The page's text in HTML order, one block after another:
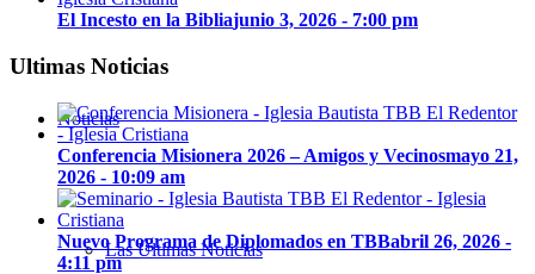
Noticias
Las Últimas Noticias
El Incesto en la Bibliajunio 3, 2026 - 7:00 pm
Ultimas Noticias
Conferencia Misionera 2026 – Amigos y Vecinosmayo 21,
2026 - 10:09 am
Nuevo Programa de Diplomados en TBBabril 26, 2026 -
4:11 pm